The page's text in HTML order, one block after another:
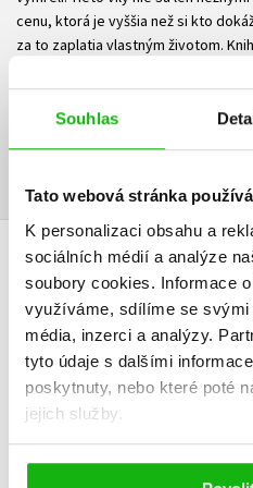
Souhlas
Tato webová stránka
K personalizaci obsahu a
sociálních médií a analýze
soubory cookies. Informace
využíváme, sdílíme se svými
média, inzerci a analýzy.
tyto údaje s dalšími
poskytnuty, nebo které poté
jejich služby.
cenu, ktorá je vyššia než si kto
za to zaplatia vlastným životom.
Ke stažení
PDF Ukázka.pdf
HODNOCENÍ ČTENÁŘŮ
V současné době nejsou vytvořena
Vaše hodnocení
Uživatelskou recenzi mohou